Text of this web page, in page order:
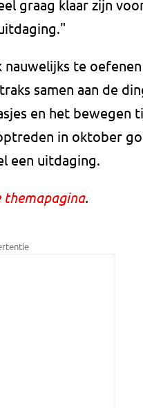
graag klaar zijn
nauwelijks te
samen aan de
en het bewegen
in oktober
een uitdaging.
themapagina.